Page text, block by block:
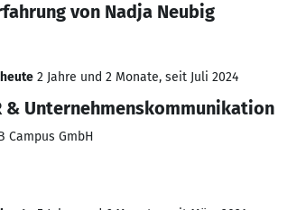
von Nadja Neubig
2 Jahre und 2 Monate, seit Juli 2024
& Unternehmenskommunikation
Campus GmbH